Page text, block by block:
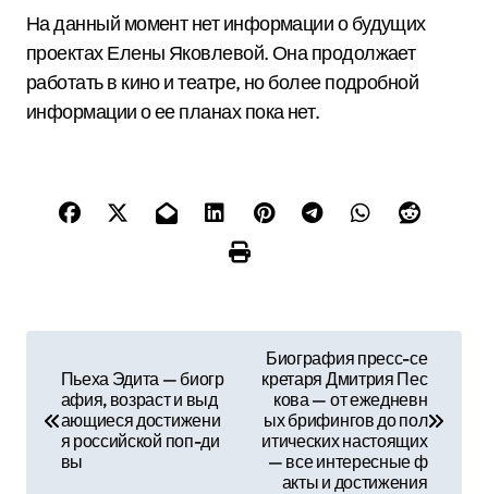
На данный момент нет информации о будущих
проектах Елены Яковлевой. Она продолжает
работать в кино и театре, но более подробной
информации о ее планах пока нет.
Пьеха Эдита — биогр
афия, возраст и выд
ающиеся достижени
я российской поп-ди
вы
Биография пресс-се
кретаря Дмитрия Пес
кова — от ежедневн
ых брифингов до пол
итических настоящих
— все интересные ф
акты и достижения